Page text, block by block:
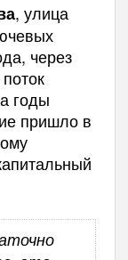
, улица
через
годы
пришло в